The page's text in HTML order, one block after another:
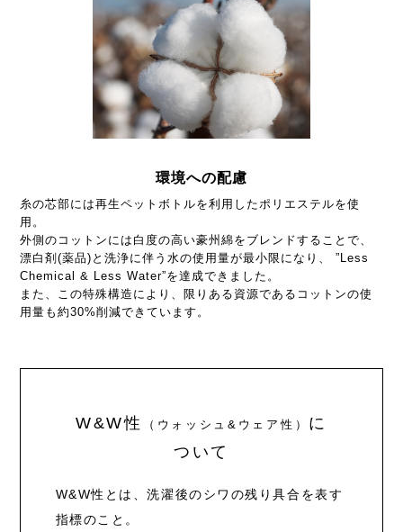
環境への配慮
糸の芯部には再生ペットボトルを利用したポリエステルを使
用。
外側のコットンには白度の高い豪州綿をブレンドすることで、
漂白剤(薬品)と洗浄に伴う水の使用量が最小限になり、 ”Less
Chemical & Less Water”を達成できました。
また、この特殊構造により、限りある資源であるコットンの使
用量も約30%削減できています。
W&W性 （ウォッシュ&ウェア性） に
ついて
W&W性とは、洗濯後のシワの残り具合を表す
指標のこと。